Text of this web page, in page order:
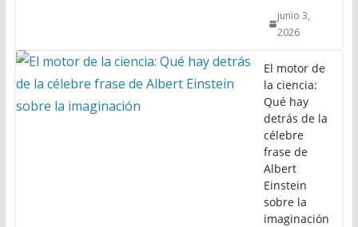
junio 3,
2026
El motor de
la ciencia:
Qué hay
detrás de la
célebre
frase de
Albert
Einstein
sobre la
imaginación